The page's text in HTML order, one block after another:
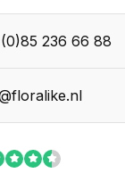
236 66 88